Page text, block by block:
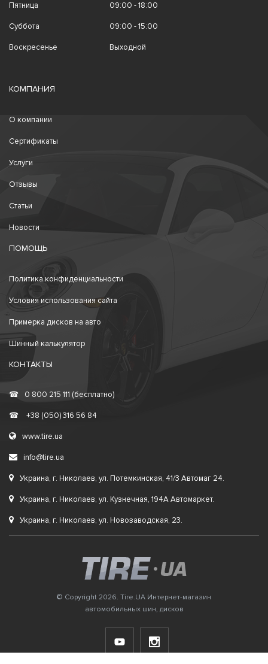
Пятница 09:00 - 18:00
Суббота 09:00 - 15:00
Воскресенье Выходной
КОМПАНИЯ
О компании
Сертификаты
Услуги
Отзывы
Статьи
Новости
ПОМОЩЬ
Политика конфиденциальности
Условия использования сайта
Примерка дисков на авто
Шинный калькулятор
КОНТАКТЫ
☎ 0 800 215 111 (бесплатно)
☎ +38 (050) 316 56 84
www.tire.ua
info@tire.ua
Украина, г. Николаев, ул. Потемкинская, 41/3 Автомаг 24.
Украина, г. Николаев, ул. Кузнечная, 194А Автомаркет.
Украина, г. Николаев, ул. Новозаводская, 23.
© Copyright 2026. Tire.UA Интернет-магазин
автомобильных шин, дисков